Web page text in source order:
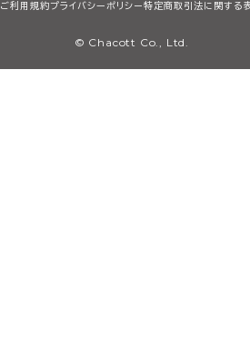
ご利用規約プライバシーポリシー 特定商取引法に関する
© Chacott Co., Ltd.